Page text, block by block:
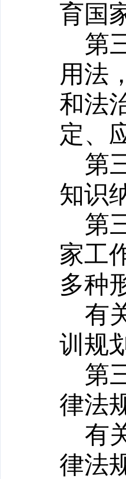
育国
第
用法
和法
定、
第
知识
第
家工
多种
有
训规
第
律法
有
律法